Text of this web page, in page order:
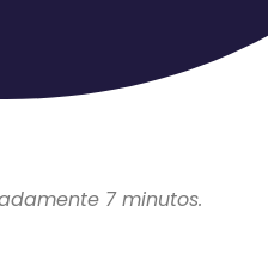
7 minutos.